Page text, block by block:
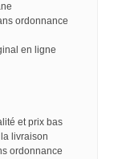
ordonnance
en ligne
et prix bas
livraison
ordonnance